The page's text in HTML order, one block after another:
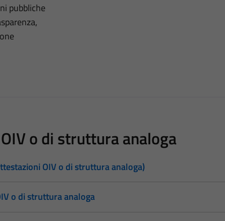
pubbliche
o di struttura analoga
OIV o di struttura analoga)
o di struttura analoga